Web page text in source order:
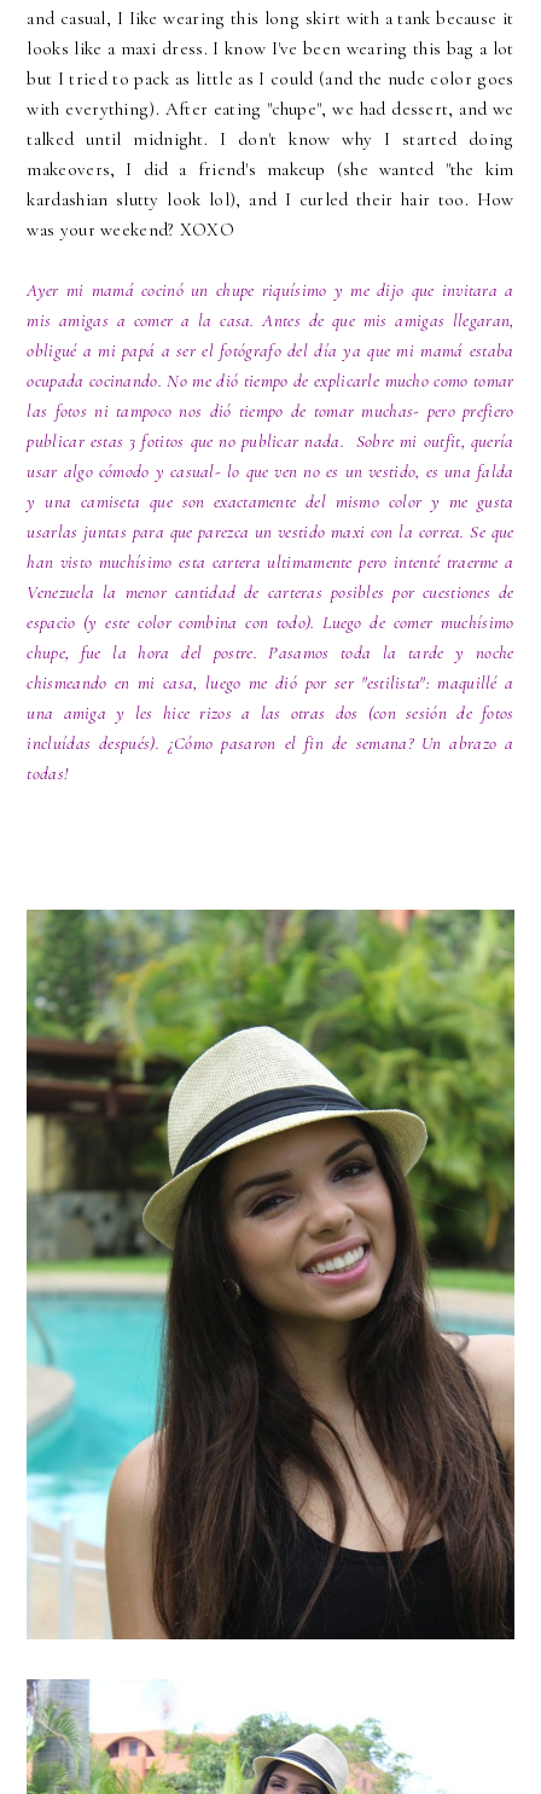
and casual, I Iike wearing this long skirt with a tank because it
looks like a maxi dress. I know I've been wearing this bag a lot
but I tried to pack as little as I could (and the nude color goes
with everything). After eating "chupe", we had dessert, and we
talked until midnight. I don't know why I started doing
makeovers, I did a friend's makeup (she wanted "the kim
kardashian slutty look lol), and I curled their hair too. How
was your weekend? XOXO
Ayer mi mamá cocinó un chupe riquísimo y me dijo que invitara a
mis amigas a comer a la casa. Antes de que mis amigas llegaran,
obligué a mi papá a ser el fotógrafo del día ya que mi mamá estaba
ocupada cocinando. No me dió tiempo de explicarle mucho como tomar
las fotos ni tampoco nos dió tiempo de tomar muchas- pero prefiero
publicar estas 3 fotitos que no publicar nada. Sobre mi outfit, quería
usar algo cómodo y casual- lo que ven no es un vestido, es una falda
y una camiseta que son exactamente del mismo color y me gusta
usarlas juntas para que parezca un vestido maxi con la correa. Se que
han visto muchísimo esta cartera ultimamente pero intenté traerme a
Venezuela la menor cantidad de carteras posibles por cuestiones de
espacio (y este color combina con todo). Luego de comer muchísimo
chupe, fue la hora del postre. Pasamos toda la tarde y noche
chismeando en mi casa, luego me dió por ser "estilista": maquillé a
una amiga y les hice rizos a las otras dos (con sesión de fotos
incluídas después). ¿Cómo pasaron el fin de semana? Un abrazo a
todas!